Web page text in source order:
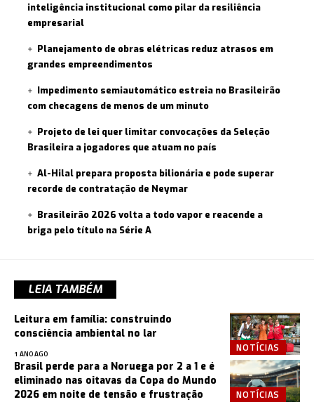
inteligência institucional como pilar da resiliência
empresarial
Planejamento de obras elétricas reduz atrasos em
grandes empreendimentos
Impedimento semiautomático estreia no Brasileirão
com checagens de menos de um minuto
Projeto de lei quer limitar convocações da Seleção
Brasileira a jogadores que atuam no país
Al-Hilal prepara proposta bilionária e pode superar
recorde de contratação de Neymar
Brasileirão 2026 volta a todo vapor e reacende a
briga pelo título na Série A
LEIA TAMBÉM
NOTÍCIAS
Leitura em família: construindo
consciência ambiental no lar
1 ANO AGO
NOTÍCIAS
Brasil perde para a Noruega por 2 a 1 e é
eliminado nas oitavas da Copa do Mundo
2026 em noite de tensão e frustração